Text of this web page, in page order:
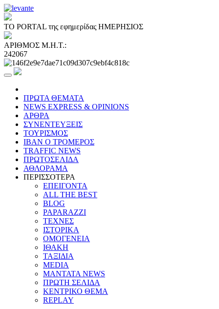
ΤΟ PORTAL της εφημερίδας ΗΜΕΡΗΣΙΟΣ
ΑΡΙΘΜΟΣ Μ.Η.Τ.:
242067
ΠΡΩΤΑ ΘΕΜΑΤΑ
NEWS EXPRESS & OPINIONS
ΑΡΘΡΑ
ΣΥΝΕΝΤΕΥΞΕΙΣ
ΤΟΥΡΙΣΜΟΣ
ΙΒΑΝ Ο ΤΡΟΜΕΡΟΣ
TRAFFIC NEWS
ΠΡΩΤΟΣΕΛΙΔΑ
ΑΘΛΟΡΑΜΑ
ΠΕΡΙΣΣΟΤΕΡΑ
ΕΠΕΙΓΟΝΤΑ
ALL THE BEST
BLOG
PAPARAZZI
ΤΕΧΝΕΣ
ΙΣΤΟΡΙΚΑ
ΟΜΟΓΕΝΕΙΑ
ΙΘΑΚΗ
ΤΑΞΙΔΙΑ
MEDIA
MANTATA NEWS
ΠΡΩΤΗ ΣΕΛΙΔΑ
ΚΕΝΤΡΙΚΟ ΘΕΜΑ
REPLAY